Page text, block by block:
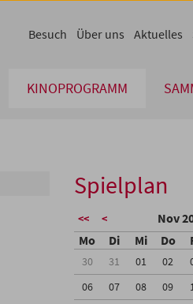
KINOPROGRAMM
Besuch Über uns Aktuelles
Spielplan
<< < Nov
Mo Di Mi Do
30 31 01 02
06
07 08 09